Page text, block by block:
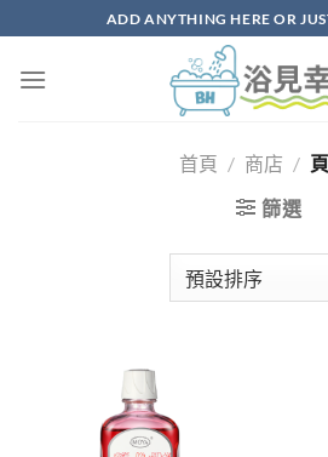
ADD ANYTHING HERE OR
首頁 / 商店 /
篩選